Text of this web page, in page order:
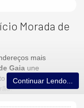
Morada de
mais
Gaia une
feito para quem
Continuar Lendo...